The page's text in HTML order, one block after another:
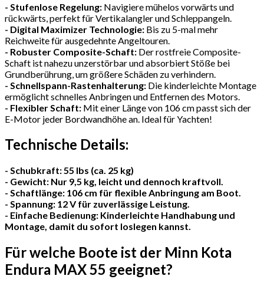
- Stufenlose Regelung: Navigiere mühelos vorwärts und
rückwärts, perfekt für Vertikalangler und Schleppangeln.
- Digital Maximizer Technologie: Bis zu 5-mal mehr
Reichweite für ausgedehnte Angeltouren.
- Robuster Composite-Schaft: Der rostfreie Composite-
Schaft ist nahezu unzerstörbar und absorbiert Stöße bei
Grundberührung, um größere Schäden zu verhindern.
- Schnellspann-Rastenhalterung: Die kinderleichte Montage
ermöglicht schnelles Anbringen und Entfernen des Motors.
- Flexibler Schaft: Mit einer Länge von 106 cm passt sich der
E-Motor jeder Bordwandhöhe an. Ideal für Yachten!
Technische Details:
- Schubkraft: 55 lbs (ca. 25 kg)
- Gewicht: Nur 9,5 kg, leicht und dennoch kraftvoll.
- Schaftlänge: 106 cm für flexible Anbringung am Boot.
- Spannung: 12 V für zuverlässige Leistung.
- Einfache Bedienung: Kinderleichte Handhabung und
Montage, damit du sofort loslegen kannst.
Für welche Boote ist der Minn Kota
Endura MAX 55 geeignet?